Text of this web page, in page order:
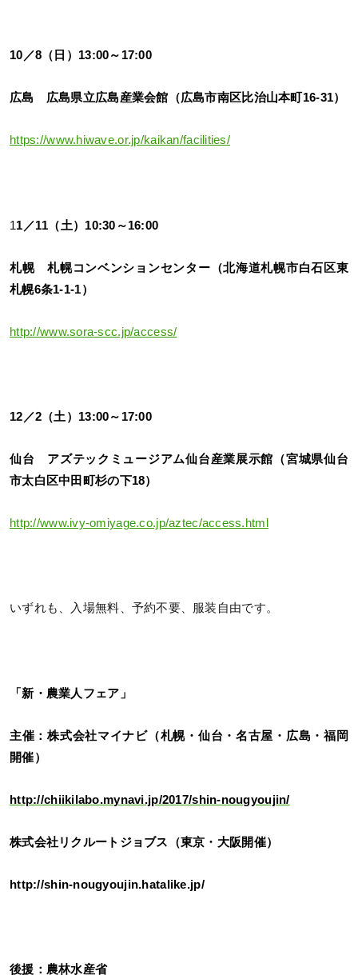
10／8（日）13:00～17:00
広島 広島県立広島産業会館（広島市南区比治山本町16-31）
https://www.hiwave.or.jp/kaikan/facilities/
11／11（土）10:30～16:00
札幌 札幌コンベンションセンター（北海道札幌市白石区東
札幌6条1-1-1）
http://www.sora-scc.jp/access/
12／2（土）13:00～17:00
仙台 アズテックミュージアム仙台産業展示館（宮城県仙台
市太白区中田町杉の下18）
http://www.ivy-omiyage.co.jp/aztec/access.html
いずれも、入場無料、予約不要、服装自由です。
「新・農業人フェア」
主催：株式会社マイナビ（札幌・仙台・名古屋・広島・福岡
開催）
http://chiikilabo.mynavi.jp/2017/shin-nougyoujin/
株式会社リクルートジョブス（東京・大阪開催）
http://shin-nougyoujin.hatalike.jp/
後援：農林水産省